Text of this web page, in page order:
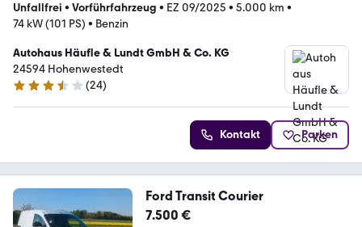
Unfallfrei • Vorführfahrzeug • EZ 09/2025 • 5.000 km •
74 kW (101 PS) • Benzin
Autohaus Häufle & Lundt GmbH & Co. KG
24594 Hohenwestedt
3.6 Sterne
(24)
Kontakt Parken
Ford Transit Courier
7.500 €